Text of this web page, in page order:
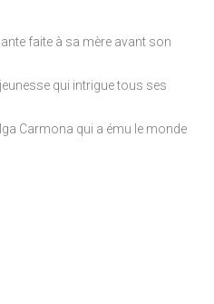
faite à sa mère avant son
qui intrigue tous ses
Carmona qui a ému le monde